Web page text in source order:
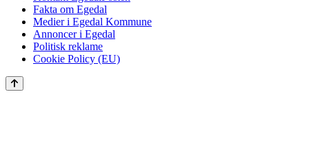
Fakta om Egedal
Medier i Egedal Kommune
Annoncer i Egedal
Politisk reklame
Cookie Policy (EU)
Scroll
to